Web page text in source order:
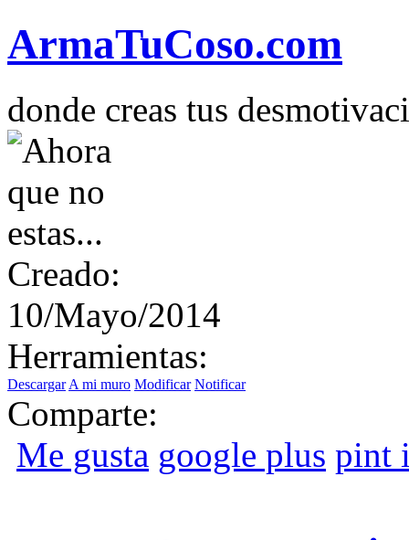
ArmaTuCoso.com
donde creas tus
Creado:
10/Mayo/2014
Herramientas:
Descargar A mi muro Modificar Notificar
Comparte:
Me gusta google plus pint